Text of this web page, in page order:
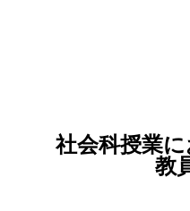
社会科授業
教